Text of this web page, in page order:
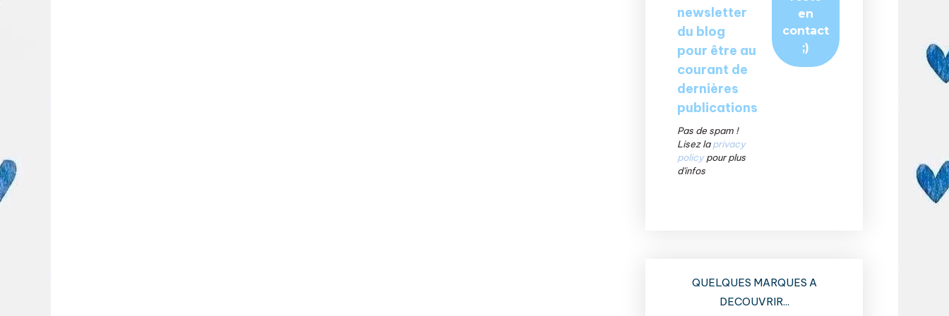
newsletter
du blog
pour être au
courant de
dernières
publications
Pas de spam !
Lisez laprivacy
policypour plus
d'infos
QUELQUES MARQUES A
DECOUVRIR...